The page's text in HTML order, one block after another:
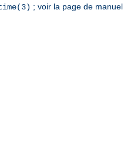
; voir la page de manuel